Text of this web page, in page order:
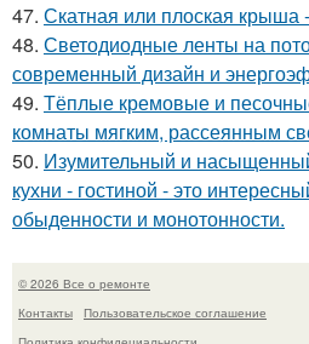
47. Скатная или плоская крыша
48. Светодиодные ленты на
современный дизайн и
49. Тёплые кремовые и
комнаты мягким, рассеянным
50. Изумительный и
кухни - гостиной - это
обыденности и монотонности.
© 2026 Все о ремонте
Контакты
Пользовательское соглашение